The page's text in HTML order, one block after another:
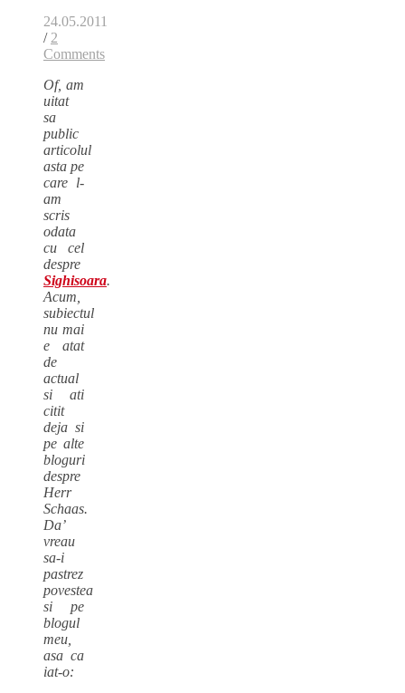
24.05.2011
/ 2
Comments
Of, am
uitat
sa
public
articolul
asta pe
care l-
am
scris
odata
cu cel
despre
Sighisoara.
Acum,
subiectul
nu mai
e atat
de
actual
si ati
citit
deja si
pe alte
bloguri
despre
Herr
Schaas.
Da’
vreau
sa-i
pastrez
povestea
si pe
blogul
meu,
asa ca
iat-o: